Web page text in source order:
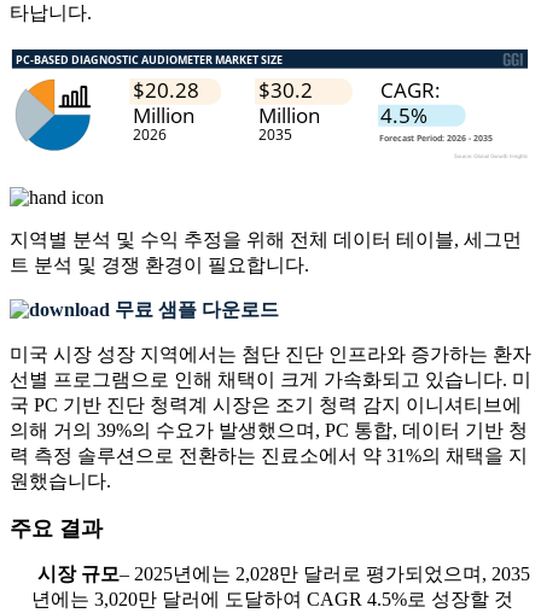
타납니다.
지역별 분석 및 수익 추정을 위해 전체 데이터 테이블, 세그먼
트 분석 및 경쟁 환경이 필요합니다.
무료 샘플 다운로드
미국 시장 성장 지역에서는 첨단 진단 인프라와 증가하는 환자
선별 프로그램으로 인해 채택이 크게 가속화되고 있습니다. 미
국 PC 기반 진단 청력계 시장은 조기 청력 감지 이니셔티브에
의해 거의 39%의 수요가 발생했으며, PC 통합, 데이터 기반 청
력 측정 솔루션으로 전환하는 진료소에서 약 31%의 채택을 지
원했습니다.
주요 결과
시장 규모– 2025년에는 2,028만 달러로 평가되었으며, 2035
년에는 3,020만 달러에 도달하여 CAGR 4.5%로 성장할 것